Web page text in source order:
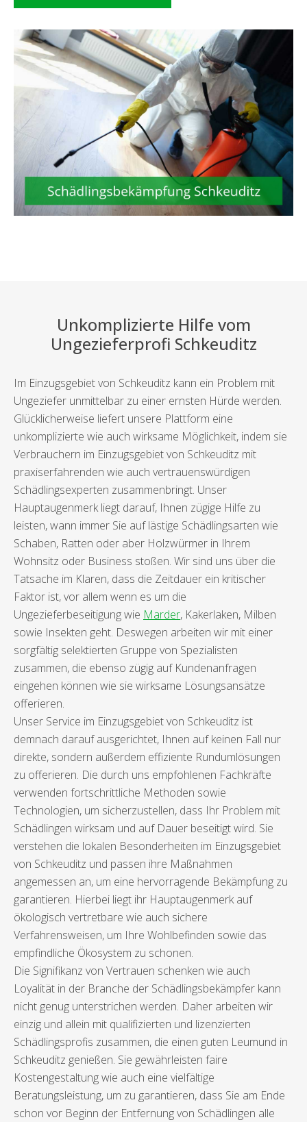
Unkomplizierte Hilfe vom
Ungezieferprofi Schkeuditz
Im Einzugsgebiet von Schkeuditz kann ein Problem mit
Ungeziefer unmittelbar zu einer ernsten Hürde werden.
Glücklicherweise liefert unsere Plattform eine
unkomplizierte wie auch wirksame Möglichkeit, indem sie
Verbrauchern im Einzugsgebiet von Schkeuditz mit
praxiserfahrenden wie auch vertrauenswürdigen
Schädlingsexperten zusammenbringt. Unser
Hauptaugenmerk liegt darauf, Ihnen zügige Hilfe zu
leisten, wann immer Sie auf lästige Schädlingsarten wie
Schaben, Ratten oder aber Holzwürmer in Ihrem
Wohnsitz oder Business stoßen. Wir sind uns über die
Tatsache im Klaren, dass die Zeitdauer ein kritischer
Faktor ist, vor allem wenn es um die
Ungezieferbeseitigung wie Marder, Kakerlaken, Milben
sowie Insekten geht. Deswegen arbeiten wir mit einer
sorgfältig selektierten Gruppe von Spezialisten
zusammen, die ebenso zügig auf Kundenanfragen
eingehen können wie sie wirksame Lösungsansätze
offerieren.
Unser Service im Einzugsgebiet von Schkeuditz ist
demnach darauf ausgerichtet, Ihnen auf keinen Fall nur
direkte, sondern außerdem effiziente Rundumlösungen
zu offerieren. Die durch uns empfohlenen Fachkräfte
verwenden fortschrittliche Methoden sowie
Technologien, um sicherzustellen, dass Ihr Problem mit
Schädlingen wirksam und auf Dauer beseitigt wird. Sie
verstehen die lokalen Besonderheiten im Einzugsgebiet
von Schkeuditz und passen ihre Maßnahmen
angemessen an, um eine hervorragende Bekämpfung zu
garantieren. Hierbei liegt ihr Hauptaugenmerk auf
ökologisch vertretbare wie auch sichere
Verfahrensweisen, um Ihre Wohlbefinden sowie das
empfindliche Ökosystem zu schonen.
Die Signifikanz von Vertrauen schenken wie auch
Loyalität in der Branche der Schädlingsbekämpfer kann
nicht genug unterstrichen werden. Daher arbeiten wir
einzig und allein mit qualifizierten und lizenzierten
Schädlingsprofis zusammen, die einen guten Leumund in
Schkeuditz genießen. Sie gewährleisten faire
Kostengestaltung wie auch eine vielfältige
Beratungsleistung, um zu garantieren, dass Sie am Ende
schon vor Beginn der Entfernung von Schädlingen alle